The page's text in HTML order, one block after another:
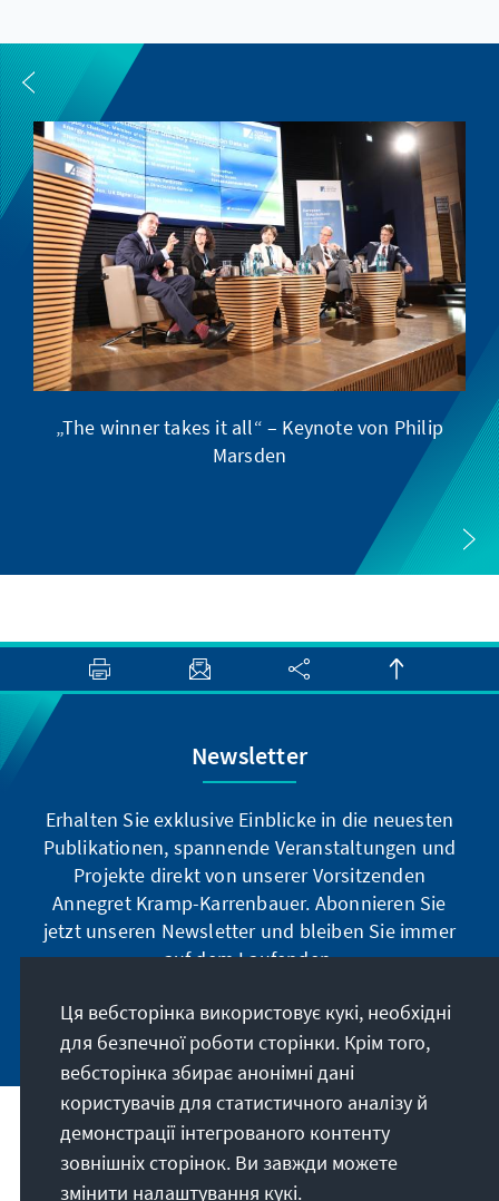
„The winner takes it all“ – Keynote von Philip
Marsden
Newsletter
Erhalten Sie exklusive Einblicke in die neuesten
Publikationen, spannende Veranstaltungen und
Projekte direkt von unserer Vorsitzenden
Annegret Kramp-Karrenbauer. Abonnieren Sie
jetzt unseren Newsletter und bleiben Sie immer
auf dem Laufenden.
Jetzt abonnieren
Наше покликання
Ця вебсторінка використовує кукі, необхідні
для безпечної роботи сторінки. Крім того,
вебсторінка збирає анонімні дані
користувачів для статистичного аналізу й
демонстрації інтегрованого контенту
зовнішніх сторінок. Ви завжди можете
змінити налаштування кукі.